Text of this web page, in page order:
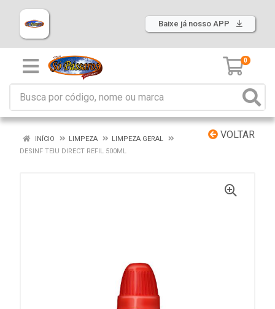
Baixe já nosso APP
0
VOLTAR
INÍCIO LIMPEZA
LIMPEZA GERAL
DESINF TEIU DIRECT REFIL 500ML